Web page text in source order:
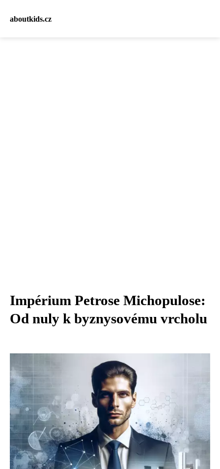
aboutkids.cz
Impérium Petrose Michopulose:
Od nuly k byznysovému vrcholu